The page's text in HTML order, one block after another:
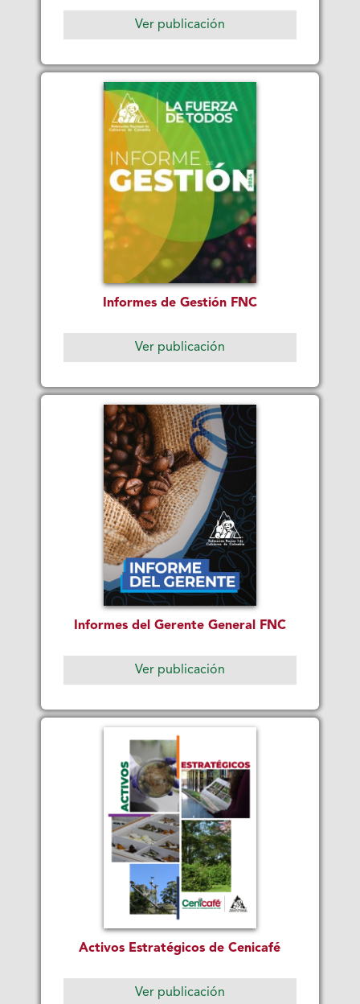
Ver publicación
Informes de Gestión FNC
Ver publicación
Informes del Gerente General FNC
Ver publicación
Activos Estratégicos de Cenicafé
Ver publicación